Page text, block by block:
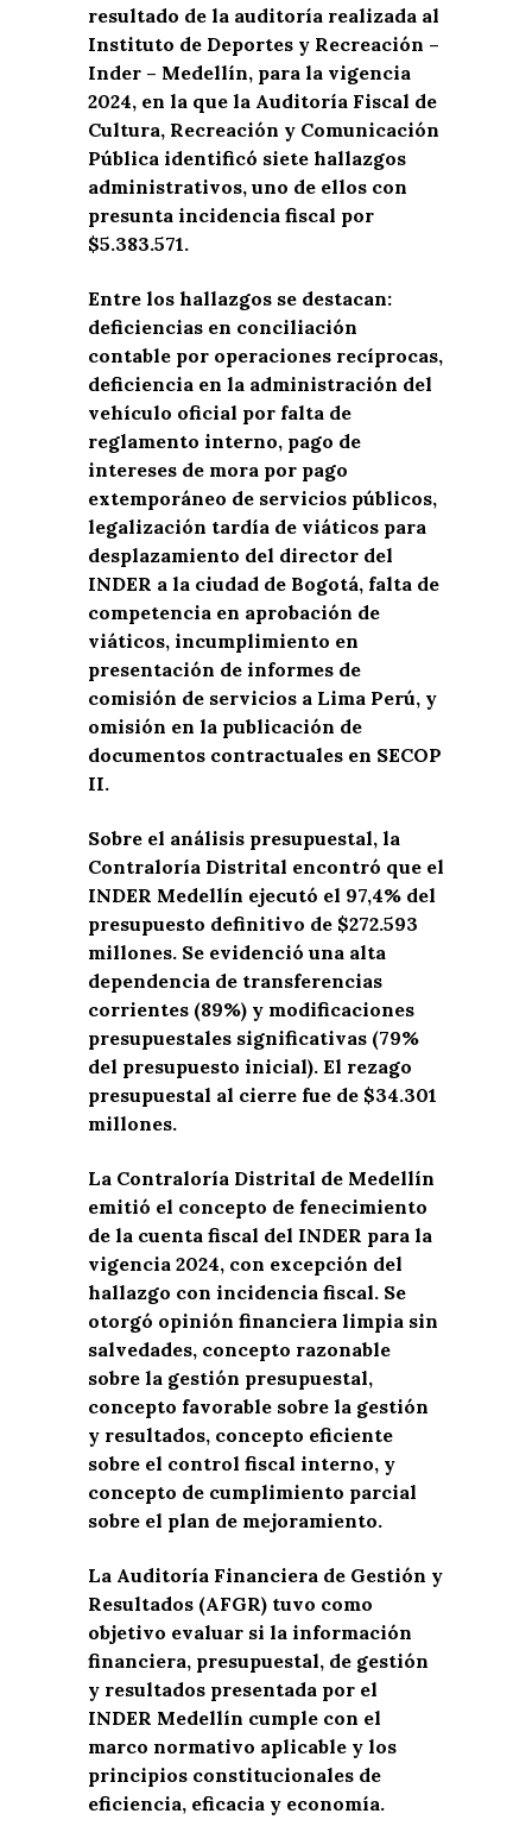
resultado de la auditoría realizada al
Instituto de Deportes y Recreación –
Inder – Medellín, para la vigencia
2024, en la que la Auditoría Fiscal de
Cultura, Recreación y Comunicación
Pública identificó siete hallazgos
administrativos, uno de ellos con
presunta incidencia fiscal por
$5.383.571.
Entre los hallazgos se destacan:
deficiencias en conciliación
contable por operaciones recíprocas,
deficiencia en la administración del
vehículo oficial por falta de
reglamento interno, pago de
intereses de mora por pago
extemporáneo de servicios públicos,
legalización tardía de viáticos para
desplazamiento del director del
INDER a la ciudad de Bogotá, falta de
competencia en aprobación de
viáticos, incumplimiento en
presentación de informes de
comisión de servicios a Lima Perú, y
omisión en la publicación de
documentos contractuales en SECOP
II.
Sobre el análisis presupuestal, la
Contraloría Distrital encontró que el
INDER Medellín ejecutó el 97,4% del
presupuesto definitivo de $272.593
millones. Se evidenció una alta
dependencia de transferencias
corrientes (89%) y modificaciones
presupuestales significativas (79%
del presupuesto inicial). El rezago
presupuestal al cierre fue de $34.301
millones.
La Contraloría Distrital de Medellín
emitió el concepto de fenecimiento
de la cuenta fiscal del INDER para la
vigencia 2024, con excepción del
hallazgo con incidencia fiscal. Se
otorgó opinión financiera limpia sin
salvedades, concepto razonable
sobre la gestión presupuestal,
concepto favorable sobre la gestión
y resultados, concepto eficiente
sobre el control fiscal interno, y
concepto de cumplimiento parcial
sobre el plan de mejoramiento.
La Auditoría Financiera de Gestión y
Resultados (AFGR) tuvo como
objetivo evaluar si la información
financiera, presupuestal, de gestión
y resultados presentada por el
INDER Medellín cumple con el
marco normativo aplicable y los
principios constitucionales de
eficiencia, eficacia y economía.